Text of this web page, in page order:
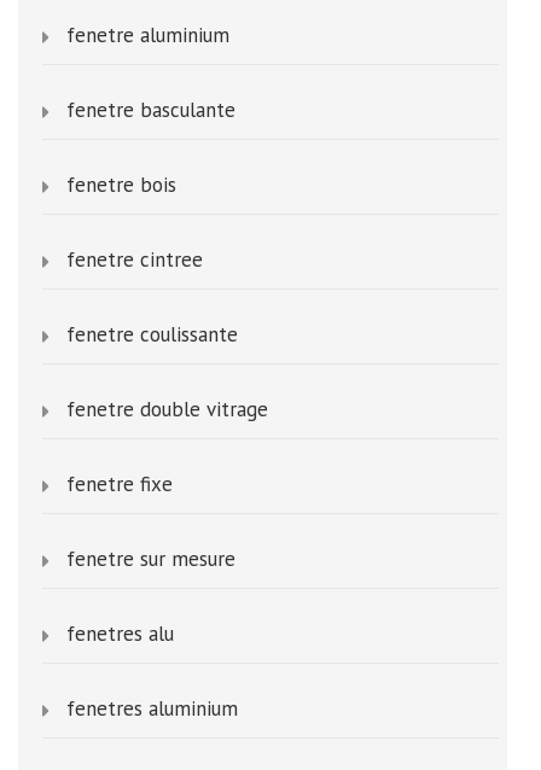
fenetre aluminium
fenetre basculante
fenetre bois
fenetre cintree
fenetre coulissante
fenetre double vitrage
fenetre fixe
fenetre sur mesure
fenetres alu
fenetres aluminium